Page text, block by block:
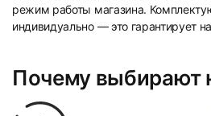
режим работы магазина.
индивидуально — это гарантирует
Почему выбирают